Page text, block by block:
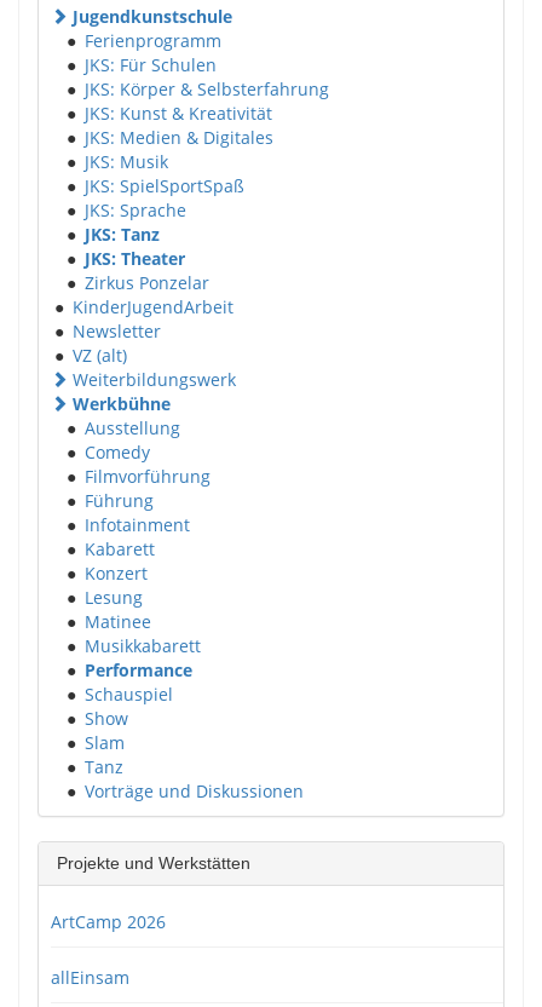
Jugendkunstschule
● Ferienprogramm
● JKS: Für Schulen
● JKS: Körper & Selbsterfahrung
● JKS: Kunst & Kreativität
● JKS: Medien & Digitales
● JKS: Musik
● JKS: SpielSportSpaß
● JKS: Sprache
● JKS: Tanz
● JKS: Theater
● Zirkus Ponzelar
● KinderJugendArbeit
● Newsletter
● VZ (alt)
Weiterbildungswerk
Werkbühne
● Ausstellung
● Comedy
● Filmvorführung
● Führung
● Infotainment
● Kabarett
● Konzert
● Lesung
● Matinee
● Musikkabarett
● Performance
● Schauspiel
● Show
● Slam
● Tanz
● Vorträge und Diskussionen
Projekte und Werkstätten
ArtCamp 2026
allEinsam